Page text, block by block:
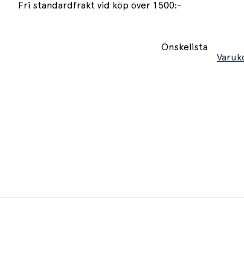
Fri standardfrakt vid köp över 1500:-
Önskelista